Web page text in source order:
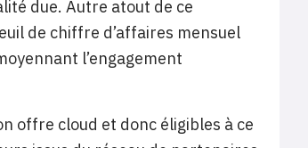
due. Autre atout de ce
de chiffre d’affaires mensuel
l’engagement
offre cloud et donc éligibles à ce